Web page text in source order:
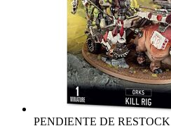
PENDIENTE DE RESTOCK